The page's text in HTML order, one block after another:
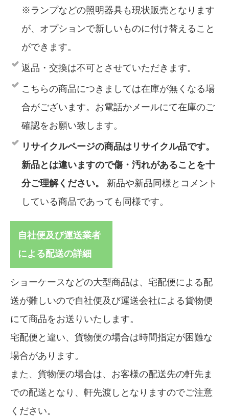
※ランプなどの照明器具も現状販売となります
が、オプションで新しいものに付け替えること
ができます。
返品・交換は不可とさせていただきます。
こちらの商品につきましては在庫が無くなる場
合がございます。お電話かメールにて在庫のご
確認をお願い致します。
リサイクルページの商品はリサイクル品です。
新品とは違いますので傷・汚れがあることを十
分ご理解ください。
新品や新品同様とコメント
している商品であっても同様です。
自社便及び運送業者
による配送の詳細
ショーケースなどの大型商品は、宅配便による配
送が難しいので自社便及び運送会社による貨物便
にて商品をお送りいたします。
宅配便と違い、貨物便の場合は時間指定が困難な
場合があります。
また、貨物便の場合は、お客様の配送先の軒先ま
での配送となり、軒先渡しとなりますのでご注意
ください。